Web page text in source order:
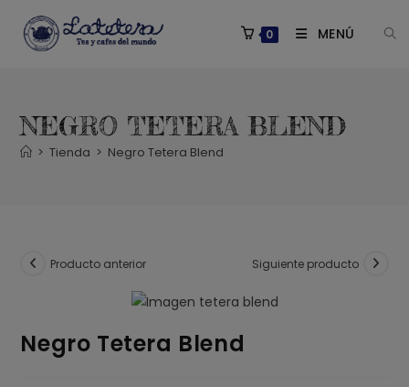
contenido
0 MENÚ
NEGRO TETERA BLEND
> Tienda > Negro Tetera Blend
Producto anterior Siguiente producto
Negro Tetera Blend